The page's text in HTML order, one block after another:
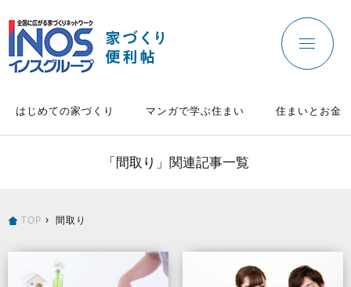
はじめての家づくり マンガで学ぶ住まい 住まいとお金
「間取り」関連記事一覧
TOP 間取り